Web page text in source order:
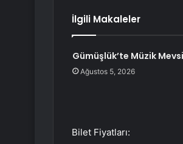
İlgili Makaleler
Gümüşlük’te Müzik
Ağustos 5, 2026
Bilet Fiyatları: